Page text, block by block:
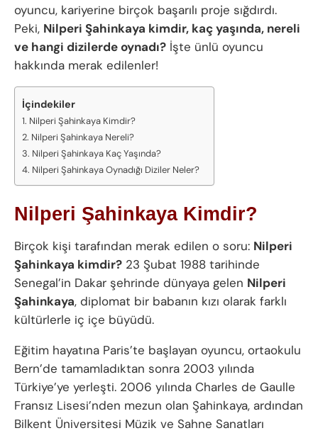
oyuncu, kariyerine birçok başarılı proje sığdırdı.
Peki, Nilperi Şahinkaya kimdir, kaç yaşında, nereli
ve hangi dizilerde oynadı? İşte ünlü oyuncu
hakkında merak edilenler!
İçindekiler
Nilperi Şahinkaya Kimdir?
Nilperi Şahinkaya Nereli?
Nilperi Şahinkaya Kaç Yaşında?
Nilperi Şahinkaya Oynadığı Diziler Neler?
Nilperi Şahinkaya Kimdir?
Birçok kişi tarafından merak edilen o soru: Nilperi
Şahinkaya kimdir? 23 Şubat 1988 tarihinde
Senegal’in Dakar şehrinde dünyaya gelen Nilperi
Şahinkaya, diplomat bir babanın kızı olarak farklı
kültürlerle iç içe büyüdü.
Eğitim hayatına Paris’te başlayan oyuncu, ortaokulu
Bern’de tamamladıktan sonra 2003 yılında
Türkiye’ye yerleşti. 2006 yılında Charles de Gaulle
Fransız Lisesi’nden mezun olan Şahinkaya, ardından
Bilkent Üniversitesi Müzik ve Sahne Sanatları